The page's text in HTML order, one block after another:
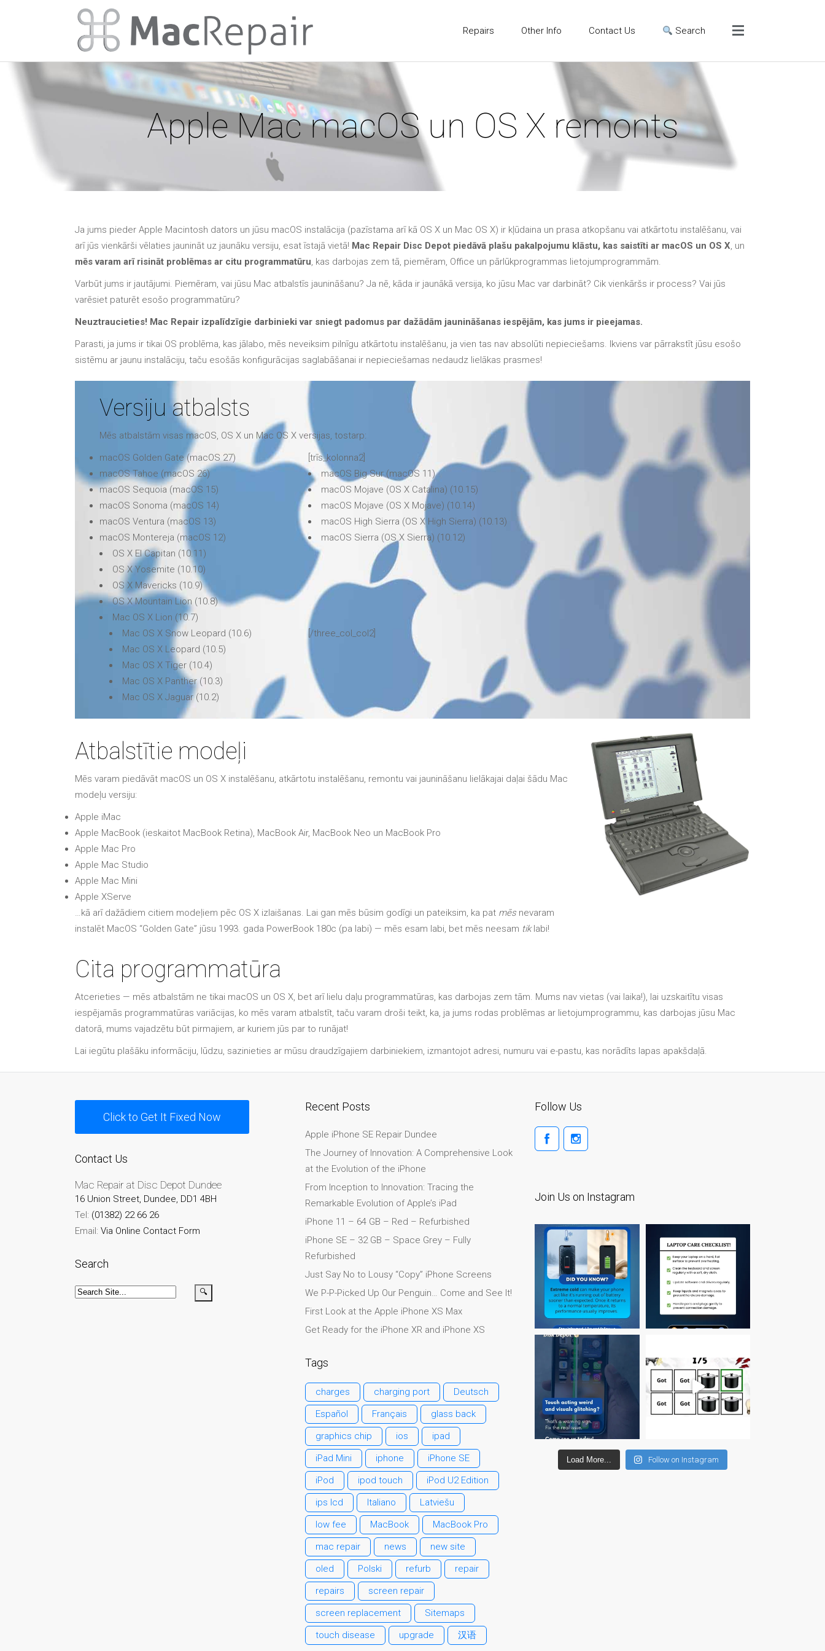
Menu
Click to Get It Fixed Now
Pages
About Us
Apple iMac Repairs and
Charging & More
Apple iPhone SE Repair
Apple iPod Repair Dundee
upgrades in Dundee-
Angus, Tayside and North
Fife
Contact Us
Apple iPod-Reparatur in
Dundee
Dundee – Mac Pro Server
– Upgrades
Apple MacBook-
Ladegeräte in Dundee –
Netzteile
Austausch der Batterie für
Ihr iPhone und iPad
Diehard Apple-Fans für
immer!
Generalüberholte Apple-
Reparaturen für das Apple
iPhone
MacBook Serie
Werbeplakat – Apple-Mac-
Reparaturen hier in
Dundee
es (Español)
Acérrimos fans de Apple
para siempre!
Batería de repuesto para
su iPhone y iPad
Cargadores para Apple
Cartel publicitario:
Repairs Other Info Contact Us Search
Apple Mac macOS un OS X remonts
Ja jums pieder Apple Macintosh dators un jūsu macOS instalācija (pazīstama arī kā OS X un Mac OS X) ir kļūdaina un prasa atkopšanu vai atkārtotu instalēšanu, vai
arī jūs vienkārši vēlaties jaunināt uz jaunāku versiju, esat īstajā vietā! Mac Repair Disc Depot piedāvā plašu pakalpojumu klāstu, kas saistīti ar macOS un OS X, un
mēs varam arī risināt problēmas ar citu programmatūru, kas darbojas zem tā, piemēram, Office un pārlūkprogrammas lietojumprogrammām.
Varbūt jums ir jautājumi. Piemēram, vai jūsu Mac atbalstīs jaunināšanu? Ja nē, kāda ir jaunākā versija, ko jūsu Mac var darbināt? Cik vienkāršs ir process? Vai jūs
varēsiet paturēt esošo programmatūru?
Neuztraucieties! Mac Repair izpalīdzīgie darbinieki var sniegt padomus par dažādām jaunināšanas iespējām, kas jums ir pieejamas.
Parasti, ja jums ir tikai OS problēma, kas jālabo, mēs neveiksim pilnīgu atkārtotu instalēšanu, ja vien tas nav absolūti nepieciešams. Ikviens var pārrakstīt jūsu esošo
sistēmu ar jaunu instalāciju, taču esošās konfigurācijas saglabāšanai ir nepieciešamas nedaudz lielākas prasmes!
Versiju atbalsts
Mēs atbalstām visas macOS, OS X un Mac OS X versijas, tostarp:
macOS Golden Gate (macOS 27)
macOS Tahoe (macOS 26)
macOS Sequoia (macOS 15)
macOS Sonoma (macOS 14)
macOS Ventura (macOS 13)
macOS Montereja (macOS 12)
[trīs_kolonna2]
macOS Big Sur (macOS 11)
macOS Mojave (OS X Catalina) (10.15)
macOS Mojave (OS X Mojave) (10.14)
macOS High Sierra (OS X High Sierra) (10.13)
macOS Sierra (OS X Sierra) (10.12)
OS X El Capitan (10.11)
OS X Yosemite (10.10)
OS X Mavericks (10.9)
OS X Mountain Lion (10.8)
Mac OS X Lion (10.7)
[/three_col_col2]
Mac OS X Snow Leopard (10.6)
Mac OS X Leopard (10.5)
Mac OS X Tiger (10.4)
Mac OS X Panther (10.3)
Mac OS X Jaguar (10.2)
Atbalstītie modeļi
Mēs varam piedāvāt macOS un OS X instalēšanu, atkārtotu instalēšanu, remontu vai jaunināšanu lielākajai daļai šādu Mac
modeļu versiju:
Apple iMac
Apple MacBook (ieskaitot MacBook Retina), MacBook Air, MacBook Neo un MacBook Pro
Apple Mac Pro
Apple Mac Studio
Apple Mac Mini
Apple XServe
…kā arī dažādiem citiem modeļiem pēc OS X izlaišanas. Lai gan mēs būsim godīgi un pateiksim, ka pat mēsnevaram
instalēt MacOS “Golden Gate” jūsu 1993. gada PowerBook 180c (pa labi) — mēs esam labi, bet mēs neesam tiklabi!
Cita programmatūra
Atcerieties — mēs atbalstām ne tikai macOS un OS X, bet arī lielu daļu programmatūras, kas darbojas zem tām. Mums nav vietas (vai laika!), lai uzskaitītu visas
iespējamās programmatūras variācijas, ko mēs varam atbalstīt, taču varam droši teikt, ka, ja jums rodas problēmas ar lietojumprogrammu, kas darbojas jūsu Mac
datorā, mums vajadzētu būt pirmajiem, ar kuriem jūs par to runājat!
Lai iegūtu plašāku informāciju, lūdzu, sazinieties ar mūsu draudzīgajiem darbiniekiem, izmantojot adresi, numuru vai e-pastu, kas norādīts lapas apakšdaļā.
Click to Get It Fixed Now
Contact Us
Mac Repair at Disc Depot Dundee
16 Union Street, Dundee, DD1 4BH
Tel: (01382) 22 66 26
Email: Via Online Contact Form
Search
Recent Posts
Apple iPhone SE Repair Dundee
The Journey of Innovation: A Comprehensive Look
at the Evolution of the iPhone
From Inception to Innovation: Tracing the
Remarkable Evolution of Apple’s iPad
iPhone 11 – 64 GB – Red – Refurbished
iPhone SE – 32 GB – Space Grey – Fully
Refurbished
Just Say No to Lousy “Copy” iPhone Screens
We P-P-Picked Up Our Penguin… Come and See It!
First Look at the Apple iPhone XS Max
Get Ready for the iPhone XR and iPhone XS
Tags
charges charging port
Deutsch
Español
Français
glass back
graphics chip
ios
ipad
iPad Mini
iphone
iPhone SE
iPod
ipod touch
iPod U2 Edition
ips lcd
Italiano
Latviešu
low fee
MacBook
MacBook Pro
mac repair
news
new site
oled
Polski refurb
repair
repairs
screen repair
screen replacement
Sitemaps
touch disease
upgrade 汉语
Follow Us
Join Us on Instagram
Load More... Follow on Instagram